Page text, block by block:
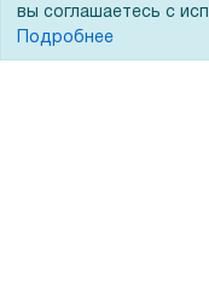
Вакансии
Обратная связь
вы соглашаетесь с
Подробнее
Получить скидку